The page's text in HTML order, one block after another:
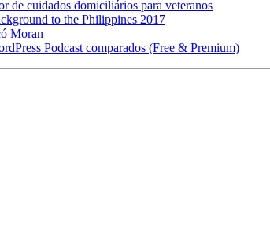
de cuidados domiciliários para veteranos
to the Philippines 2017
Moran
Podcast comparados (Free & Premium)